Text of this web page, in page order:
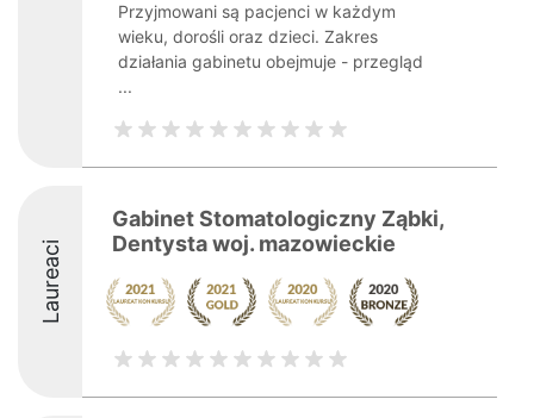
Przyjmowani są pacjenci w każdym
wieku, dorośli oraz dzieci. Zakres
działania gabinetu obejmuje - przegląd
...
Laureaci
Gabinet Stomatologiczny Ząbki,
Dentysta woj. mazowieckie